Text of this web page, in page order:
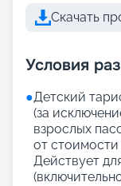
Скачать
Условия
●Детский
(за
взрослых
от стоимости
Действует